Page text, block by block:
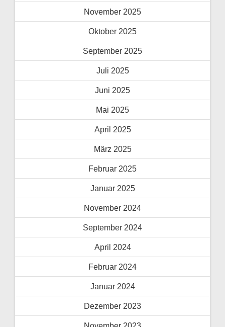
November 2025
Oktober 2025
September 2025
Juli 2025
Juni 2025
Mai 2025
April 2025
März 2025
Februar 2025
Januar 2025
November 2024
September 2024
April 2024
Februar 2024
Januar 2024
Dezember 2023